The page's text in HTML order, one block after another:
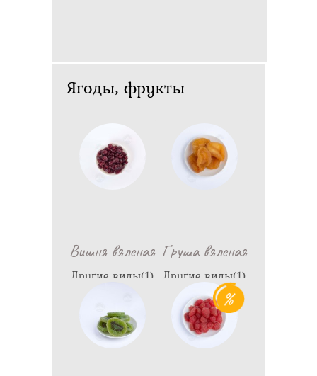
Ягоды, фрукты
Вишня вяленая
Другие виды(1)
Груша вяленая
Другие виды(1)
798